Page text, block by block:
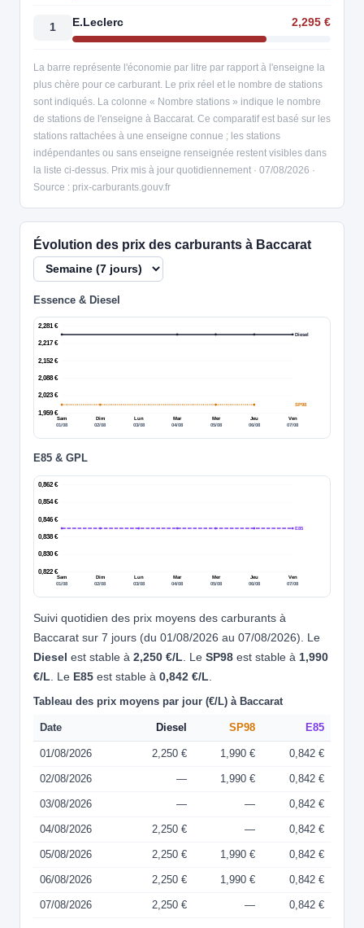
1 E.Leclerc 2,295 €
La barre représente l'économie par litre par rapport à l'enseigne la
plus chère pour ce carburant. Le prix réel et le nombre de stations
sont indiqués. La colonne « Nombre stations » indique le nombre
de stations de l'enseigne à Baccarat. Ce comparatif est basé sur les
stations rattachées à une enseigne connue ; les stations
indépendantes ou sans enseigne renseignée restent visibles dans
la liste ci-dessus. Prix mis à jour quotidiennement · 07/08/2026 ·
Source : prix-carburants.gouv.fr
Évolution des prix des carburants à Baccarat
Essence & Diesel
1,959 €
2,023 €
2,088 €
2,152 €
2,217 €
2,281 €
Sam
01/08
Dim
02/08
Lun
03/08
Mar
04/08
Mer
05/08
Jeu
06/08
Ven
07/08
Diesel
SP98
E85 & GPL
0,822 €
0,830 €
0,838 €
0,846 €
0,854 €
0,862 €
Sam
01/08
Dim
02/08
Lun
03/08
Mar
04/08
Mer
05/08
Jeu
06/08
Ven
07/08
E85
Suivi quotidien des prix moyens des carburants à
Baccarat sur 7 jours (du 01/08/2026 au 07/08/2026). Le
Diesel est stable à 2,250 €/L. Le SP98 est stable à 1,990
€/L. Le E85 est stable à 0,842 €/L.
Tableau des prix moyens par jour (€/L) à Baccarat
Date Diesel SP98 E85
01/08/2026 2,250 € 1,990 € 0,842 €
02/08/2026 — 1,990 € 0,842 €
03/08/2026 — — 0,842 €
04/08/2026 2,250 € — 0,842 €
05/08/2026 2,250 € 1,990 € 0,842 €
06/08/2026 2,250 € 1,990 € 0,842 €
07/08/2026 2,250 € — 0,842 €